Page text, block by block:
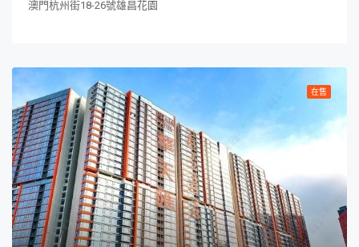
澳門杭州街18-26號雄昌花園
在售